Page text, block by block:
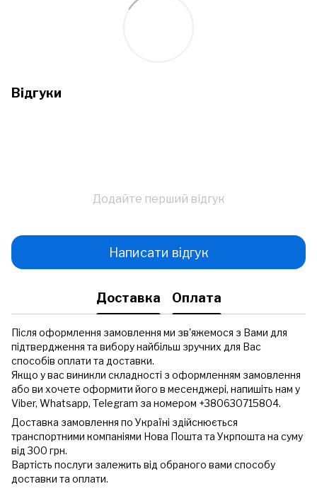
Відгуки
Додайте перший відгук
Написати відгук
Доставка Оплата
Після оформлення замовлення ми зв'яжемося з Вами для
підтвердження та вибору найбільш зручних для Вас
способів оплати та доставки.
Якщо у вас виникли складності з оформленням замовлення
або ви хочете оформити його в месенджері, напишіть нам у
Viber, Whatsapp, Telegram за номером +380630715804.
Доставка замовлення по Україні здійснюється
транспортними компаніями Нова Пошта та Укрпошта на суму
від 300 грн.
Вартість послуги залежить від обраного вами способу
доставки та оплати.